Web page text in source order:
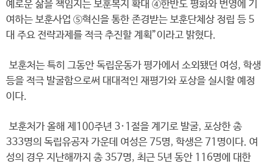
예로운 삶을 책임지는 보훈복지 확대 ④한반도 평화와 번영에 기
여하는 보훈사업 ⑤혁신을 통한 존경받는 보훈단체상 정립 등 5
대 주요 전략과제를 적극 추진할 계획”이라고 밝혔다.
보훈처는 특히 그동안 독립운동가 평가에서 소외됐던 여성, 학생
등을 적극 발굴함으로써 대대적인 재평가와 포상을 실시할 예정
이다.
보훈처가 올해 제100주년 3·1절을 계기로 발굴, 포상한 총
333명의 독립유공자 가운데 여성은 75명, 학생은 71명이다. 여
성의 경우 지난해까지 총 357명, 최근 5년 동안 116명에 대한